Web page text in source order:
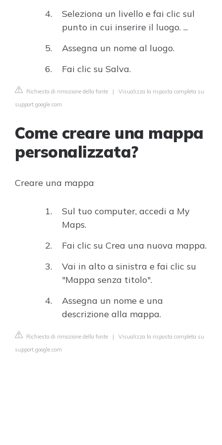
Seleziona un livello e fai clic sul
punto in cui inserire il luogo. ...
Assegna un nome al luogo.
Fai clic su Salva.
Richiesta di rimozione della fonte | Visualizza la risposta completa su
support.google.com
Come creare una mappa
personalizzata?
Creare una mappa
Sul tuo computer, accedi a My
Maps.
Fai clic su Crea una nuova mappa.
Vai in alto a sinistra e fai clic su
"Mappa senza titolo".
Assegna un nome e una
descrizione alla mappa.
Richiesta di rimozione della fonte | Visualizza la risposta completa su
support.google.com